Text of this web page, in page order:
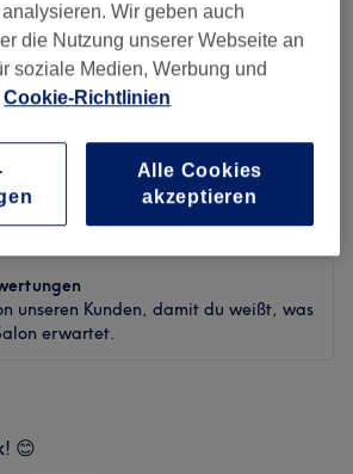
Bewertungen
Nach Sternen filtern
unseren Kunden, damit du weißt, was
erwartet.
😊
Wir geben auch
die Nutzung unserer Webseite an
soziale Medien, Werbung und
Cookie-Richtlinien
Alle Cookies
akzeptieren